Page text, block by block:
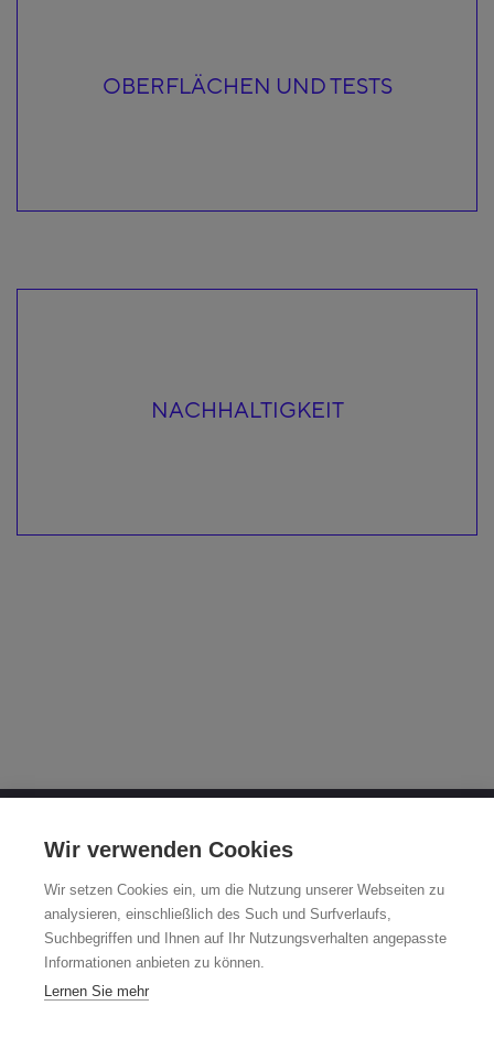
OBERFLÄCHEN UND TESTS
NACHHALTIGKEIT
Derschlager Straße 26
58540 Meinerzhagen
Fuchsfelgen-Hotline +49 2354 73-317
Mo - Fr 8:00 - 12:00 Uhr und 13:00 - 15:00 Uhr
Wir verwenden Cookies
Wir setzen Cookies ein, um die Nutzung unserer Webseiten zu
analysieren, einschließlich des Such und Surfverlaufs,
Suchbegriffen und Ihnen auf Ihr Nutzungsverhalten angepasste
Informationen anbieten zu können.
Lernen Sie mehr